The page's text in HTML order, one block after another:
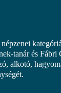
tanár és Fábri
alkotó,